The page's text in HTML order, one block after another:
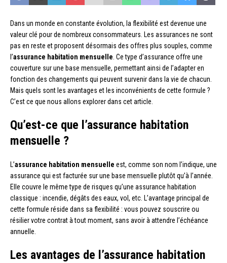
Dans un monde en constante évolution, la flexibilité est devenue une
valeur clé pour de nombreux consommateurs. Les assurances ne sont
pas en reste et proposent désormais des offres plus souples, comme
l’assurance habitation mensuelle . Ce type d’assurance offre une
couverture sur une base mensuelle, permettant ainsi de l’adapter en
fonction des changements qui peuvent survenir dans la vie de chacun.
Mais quels sont les avantages et les inconvénients de cette formule ?
C’est ce que nous allons explorer dans cet article.
Qu’est-ce que l’assurance habitation
mensuelle ?
L’assurance habitation mensuelle est, comme son nom l’indique, une
assurance qui est facturée sur une base mensuelle plutôt qu’à l’année.
Elle couvre le même type de risques qu’une assurance habitation
classique : incendie, dégâts des eaux, vol, etc. L’avantage principal de
cette formule réside dans sa flexibilité : vous pouvez souscrire ou
résilier votre contrat à tout moment, sans avoir à attendre l’échéance
annuelle.
Les avantages de l’assurance habitation